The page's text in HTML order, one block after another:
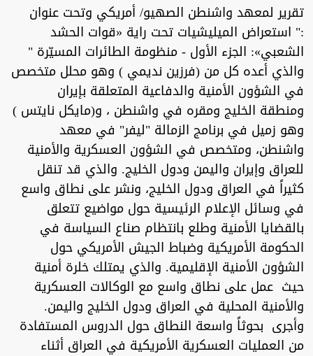
تقرير لمعهد واشنطن الصهيو/ أمريكي وتحت عنوان
:" استعراض الميليشيات تحت راية «قوات الحشد
الشعبي»: الجزء الأول - منظومة الطائرات المسيّرة "
والذي أعده كل من (فرزين نديمي ) وهو محلل متخصص
في الشؤون الأمنية والدفاعية المتعلقة بإيران
ومنطقة الخليج ومقره في واشنطن ، و(مايكل نايتس )
وهو زميل في برنامج الزمالة "ليفر" في معهد
واشنطن، ومتخصص في الشؤون العسكرية والأمنية
للعراق وإيران واليمن ودول الخليج. والذي قد تنقل
كثيراً في العراق ودول الخليج، ونشر على نطاق واسع
في وسائل الإعلام الرئيسية حول مواضيع تتعلق
بالقضايا الأمنية وطلع بانتظام صناع السياسة في
الحكومة الأمريكية وضباط الجيش الأمريكي حول
الشؤون الأمنية الإقليمية. والذي يمتلك خلرة أمنية
حيث عمل على نطاق واسع مع الوكالات العسكرية
والأمنية المحلية في العراق ودول الخليج واليمن.
وأجرى بحوثاً واسعة النطاق حول الدروس المستفادة
من العمليات العسكرية الأمريكية في العراق أثناء